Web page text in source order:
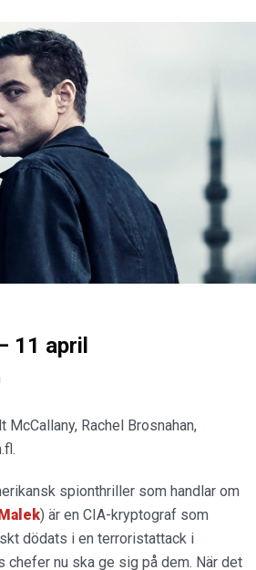
11 april
McCallany, Rachel Brosnahan,
spionthriller som handlar om
) är en CIA-kryptograf som
dödats i en terroristattack i
chefer nu ska ge sig på dem. När det